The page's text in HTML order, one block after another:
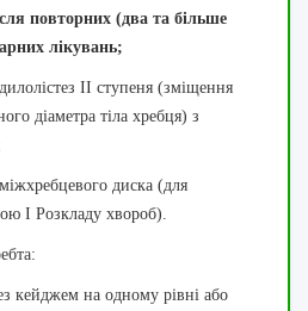
повторних (два та більше
лікувань;
II ступеня (зміщення
діаметра тіла хребця) з
диска (для
I Розкладу хвороб).
кейджем на одному рівні або